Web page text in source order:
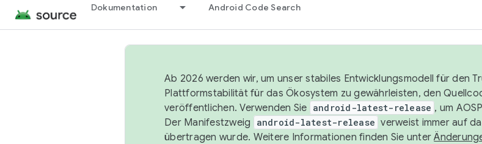
Dokumentation Android Code Search
Ab 2026 werden wir, um unser stabiles Entwicklungsmodell für den
Plattformstabilität für das Ökosystem zu gewährleisten, den
veröffentlichen. Verwenden Sie android-latest-release , um
Der Manifestzweig
android-latest-release verweist immer auf
übertragen wurde. Weitere Informationen finden Sie unter